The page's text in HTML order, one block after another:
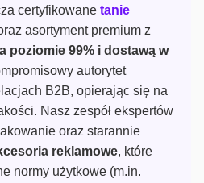
certyfikowane tanie
asortyment premium z
poziomie 99% i dostawą w
autorytet
B2B, opierając się na
Nasz zespół ekspertów
oraz starannie
reklamowe, które
normy użytkowe (m.in.